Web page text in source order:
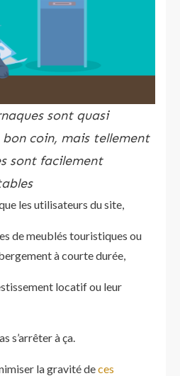
sont quasi
coin, mais tellement
sont facilement
les utilisateurs du site,
de meublés touristiques ou
à courte durée,
locatif ou leur
s’arrêter à ça.
la gravité deces